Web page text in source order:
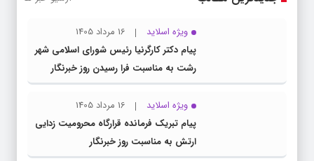
ویژه اسلاید
16 مرداد 1405
پیام دکتر کارگرنیا رئیس شورای اسلامی شهر
رشت به مناسبت فرا رسیدن روز خبرنگار
ویژه اسلاید
16 مرداد 1405
پیام تبریک فرمانده قرارگاه محرومیت‌ زدایی
ارتش به مناسبت روز خبرنگار